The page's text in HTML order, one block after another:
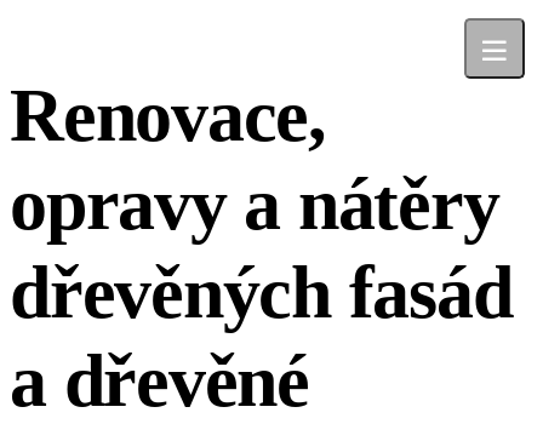
Renovace,
opravy a nátěry
dřevěných fasád
a dřevěné